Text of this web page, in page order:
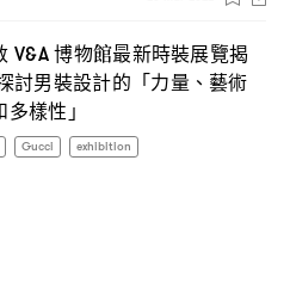
V&A博物館最新時裝展覽揭
討男裝設計的「力量、藝術
樣性」
Gucci exhibition